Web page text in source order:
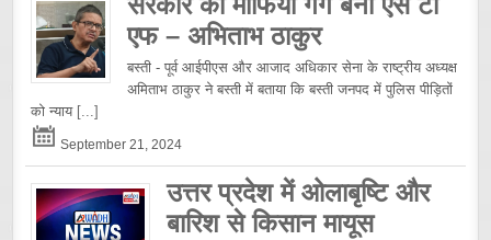
एफ – अभिताभ ठाकुर
बस्ती - पूर्व आईपीएस और आजाद अधिकार सेना के राष्ट्रीय अध्यक्ष
अमिताभ ठाकुर ने बस्ती में बताया कि बस्ती जनपद में पुलिस पीड़ितों
को न्याय [...]
September 21, 2024
उत्तर प्रदेश में ओलाबृष्टि और
बारिश से किसान मायूस